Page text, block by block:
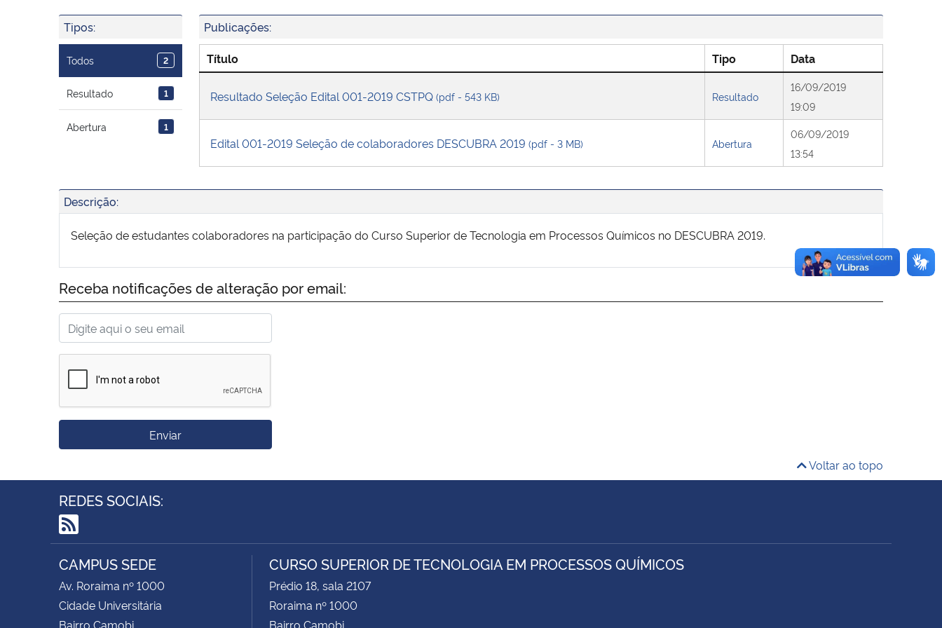
Tipos:
Todos 2
Resultado 1
Abertura 1
Publicações:
Título Tipo Data
Resultado Seleção Edital 001-2019 CSTPQ (pdf - 543 KB) Resultado
16/09/2019
19:09
Edital 001-2019 Seleção de colaboradores DESCUBRA 2019 (pdf - 3 MB) Abertura
06/09/2019
13:54
Descrição:
Seleção de estudantes colaboradores na participação do Curso Superior de Tecnologia em Processos Químicos no DESCUBRA 2019.
Receba notificações de alteração por email:
Enviar
Voltar ao topo
REDES SOCIAIS:
RSS
CAMPUS SEDE
Av. Roraima nº 1000
Cidade Universitária
Bairro Camobi
CURSO SUPERIOR DE TECNOLOGIA EM PROCESSOS QUÍMICOS
Prédio 18, sala 2107
Roraima nº 1000
Bairro Camobi